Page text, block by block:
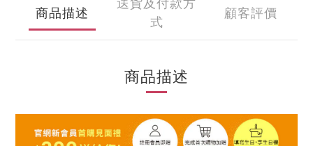
商品描述
式
顧客評價
商品描述